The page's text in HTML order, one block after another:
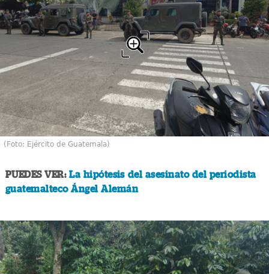
(Foto: Ejército de Guatemala)
PUEDES VER:La hipótesis del asesinato del periodista
guatemalteco Ángel Alemán